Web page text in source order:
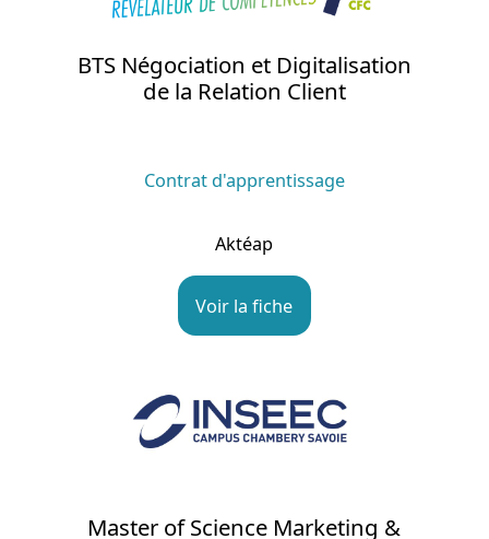
BTS Négociation et Digitalisation
de la Relation Client
Contrat d'apprentissage
Aktéap
Voir la fiche
Master of Science Marketing &